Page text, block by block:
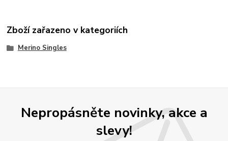
Zboží zařazeno v kategoriích
Merino Singles
Nepropásněte novinky, akce a
slevy!